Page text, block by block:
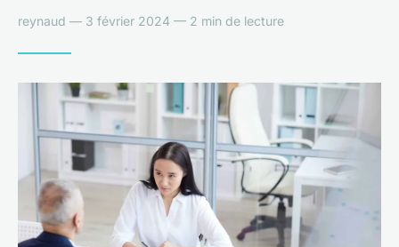
reynaud — 3 février 2024 — 2 min de lecture